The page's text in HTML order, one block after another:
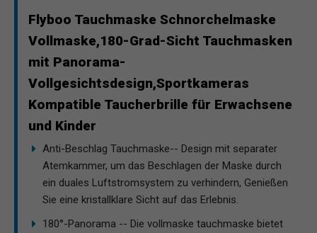
Flyboo Tauchmaske Schnorchelmaske
Vollmaske,180-Grad-Sicht Tauchmasken
mit Panorama-
Vollgesichtsdesign,Sportkameras
Kompatible Taucherbrille für Erwachsene
und Kinder
Anti-Beschlag Tauchmaske-- Design mit separater
Atemkammer, um das Beschlagen der Maske durch
ein duales Luftstromsystem zu verhindern, Genießen
Sie eine kristallklare Sicht auf das Erlebnis.
180°-Panorama -- Die vollmaske tauchmaske bietet